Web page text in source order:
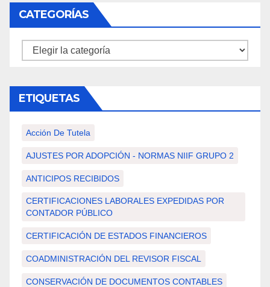
CATEGORÍAS
Categorías
ETIQUETAS
Acción De Tutela
AJUSTES POR ADOPCIÓN - NORMAS NIIF GRUPO 2
ANTICIPOS RECIBIDOS
CERTIFICACIONES LABORALES EXPEDIDAS POR
CONTADOR PÚBLICO
CERTIFICACIÓN DE ESTADOS FINANCIEROS
COADMINISTRACIÓN DEL REVISOR FISCAL
CONSERVACIÓN DE DOCUMENTOS CONTABLES